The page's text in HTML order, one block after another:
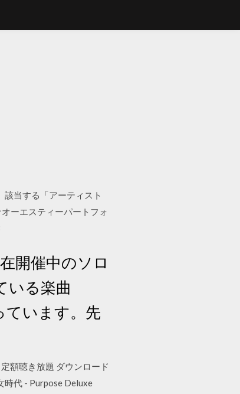
当する「アーティスト
ーエスティーパートフォ
開催中のソロ
いる楽曲
ています。先
額聴き放題 ダウンロード
代 - Purpose Deluxe